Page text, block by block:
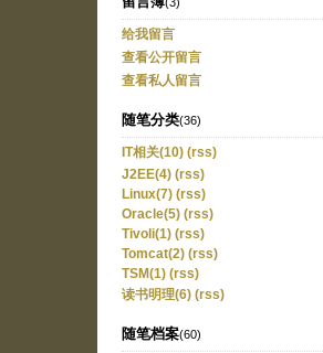
给我留言
查看公开留言
查看私人留言
随笔分类(36)
IT相关(10) (rss)
J2EE(4) (rss)
Linux(7) (rss)
Oracle(5) (rss)
Tivoli(1) (rss)
Tomcat(2) (rss)
TSM(1) (rss)
读书明理(6) (rss)
随笔档案(60)